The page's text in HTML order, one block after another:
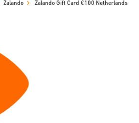
Zalando Zalando Gift Card €100 Netherlands